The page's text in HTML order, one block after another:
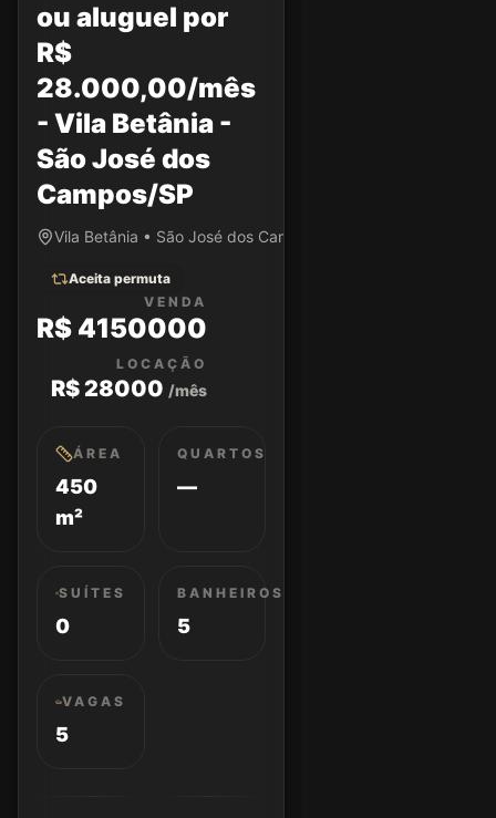
ou aluguel por
R$
28.000,00/mês
- Vila Betânia -
São José dos
Campos/SP
Vila Betânia • São José dos Campos/SP
Aceita permuta
VENDA
R$ 4150000
LOCAÇÃO
R$ 28000 /mês
ÁREA
450
m²
QUARTOS
—
SUÍTES
0
BANHEIROS
5
VAGAS
5